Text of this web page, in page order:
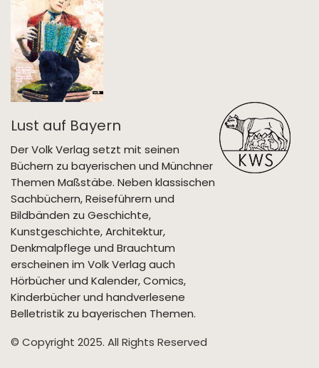
Lust auf Bayern
Der Volk Verlag setzt mit seinen
Büchern zu bayerischen und Münchner
Themen Maßstäbe. Neben klassischen
Sachbüchern, Reiseführern und
Bildbänden zu Geschichte,
Kunstgeschichte, Architektur,
Denkmalpflege und Brauchtum
erscheinen im Volk Verlag auch
Hörbücher und Kalender, Comics,
Kinderbücher und handverlesene
Belletristik zu bayerischen Themen.
© Copyright 2025. All Rights Reserved